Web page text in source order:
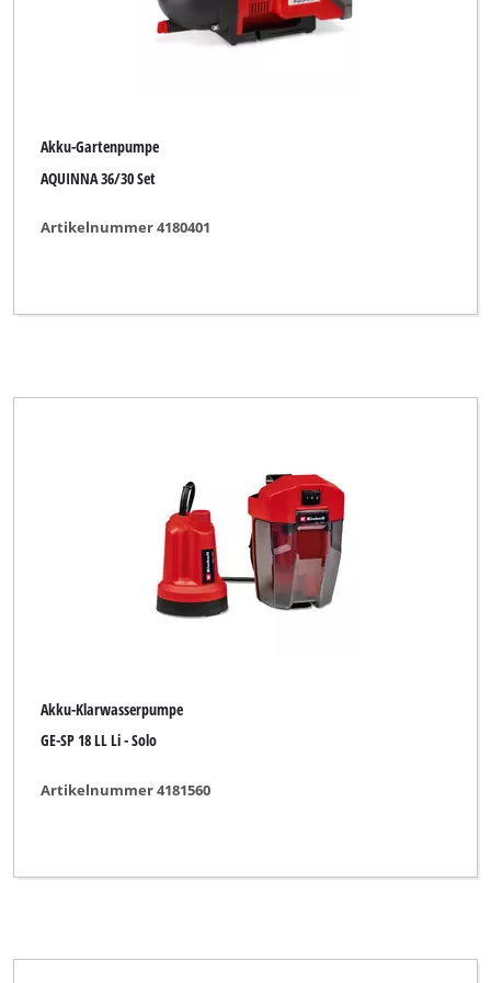
Akku-Gartenpumpe
AQUINNA 36/30 Set
Artikelnummer 4180401
Akku-Klarwasserpumpe
GE-SP 18 LL Li - Solo
Artikelnummer 4181560